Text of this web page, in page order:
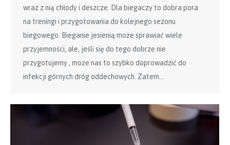
wraz z nią chłody i deszcze. Dla biegaczy to dobra pora
na treningi i przygotowania do kolejnego sezonu
biegowego. Bieganie jesienią może sprawiać wiele
przyjemności, ale, jeśli się do tego dobrze nie
przygotujemy , może nas to szybko doprowadzić do
infekcji górnych dróg oddechowych. Zatem…